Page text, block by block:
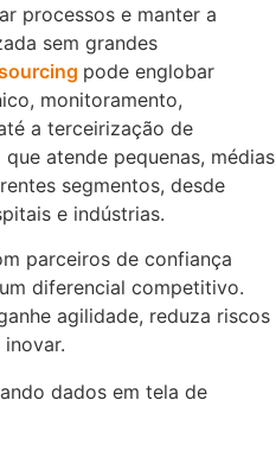
processos e manter a
sem grandes
pode englobar
monitoramento,
a terceirização de
atende pequenas, médias
segmentos, desde
e indústrias.
parceiros de confiança
diferencial competitivo.
agilidade, reduza riscos